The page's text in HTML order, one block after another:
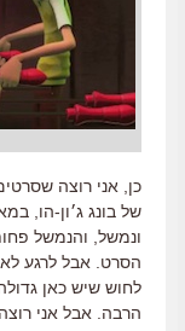
כן, אני רוצה
של בונג ג׳ון-הו,
ונמשל, והנמשל
הסרט. אבל לרגע
לחוש שיש כאן
הרבה. אבל אני